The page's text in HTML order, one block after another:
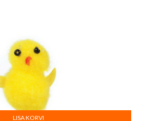
LISA KORVI